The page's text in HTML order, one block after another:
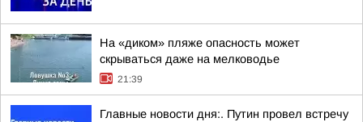
На «диком» пляже опасность может
скрываться даже на мелководье
21:39
Главные новости дня:. Путин провел встречу